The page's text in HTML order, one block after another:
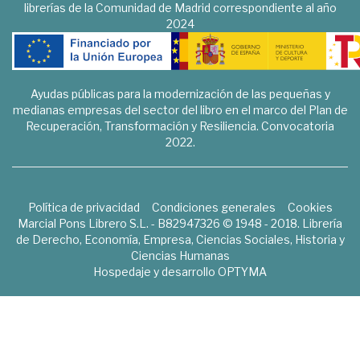
librerías de la Comunidad de Madrid correspondiente al año
2024
Ayudas públicas para la modernización de las pequeñas y
medianas empresas del sector del libro en el marco del Plan de
Recuperación, Transformación y Resiliencia. Convocatoria
2022.
Política de privacidad Condiciones generales
Cookies
Marcial Pons Librero S.L. - B82947326 © 1948 - 2018. Librería
de Derecho, Economía, Empresa, Ciencias Sociales, Historia y
Ciencias Humanas
Hospedaje y desarrollo OPTYMA